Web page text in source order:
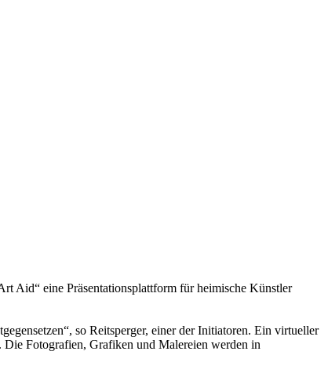
Aid“ eine Präsentationsplattform für heimische Künstler
so Reitsperger, einer der Initiatoren. Ein virtueller
Fotografien, Grafiken und Malereien werden in